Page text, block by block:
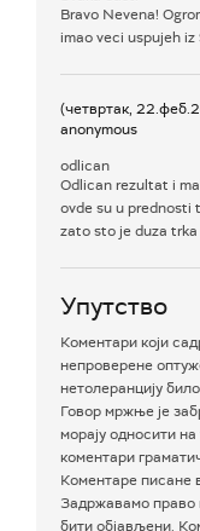
Bravo Nevena!
imao veci uspujeh iz
(четвртак,
anonymous
odlican
Odlican rezultat i
ovde su u prednosti
zato sto je duza
Упутство
Коментари који
непроверене
нетолеранцију
Говор мржње је
морају односити
коментари
Коментаре писане
Задржавамо право
бити објављени.